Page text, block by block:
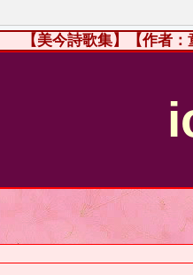
【美今詩歌集】【作者